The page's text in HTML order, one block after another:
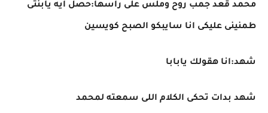
محمد قعد جمب روح وملس على راسها:حصل ايه يابنتى
طمنينى عليكى انا سايبكو الصبح كويسين
شهد:انا هقولك يابابا
شهد بدات تحكى الكلام اللى سمعته لمحمد